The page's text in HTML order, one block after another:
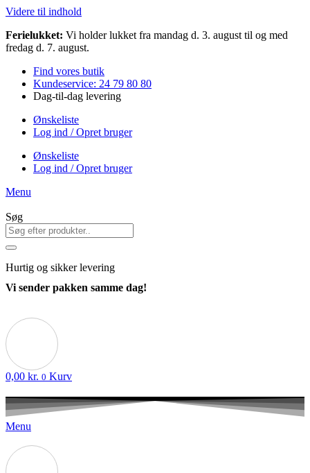
Videre til indhold
Ferielukket: Vi holder lukket fra mandag d. 3. august til og med
fredag d. 7. august.
Find vores butik
Kundeservice: 24 79 80 80
Dag-til-dag levering
Ønskeliste
Log ind / Opret bruger
Ønskeliste
Log ind / Opret bruger
Menu
Søg
Hurtig og sikker levering
Vi sender pakken samme dag!
0,00 kr. 0 Kurv
Menu